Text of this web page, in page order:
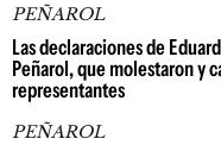
PEÑAROL
Las declaraciones de
Peñarol, que molestaron y
representantes
PEÑAROL